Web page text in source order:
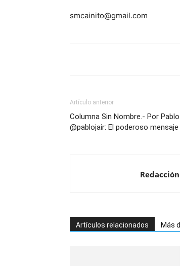
smcainito@gmail.com
Artículo anterior
Columna Sin Nombre.- Por
@pablojair: El poderoso
Artículos relacionados Más